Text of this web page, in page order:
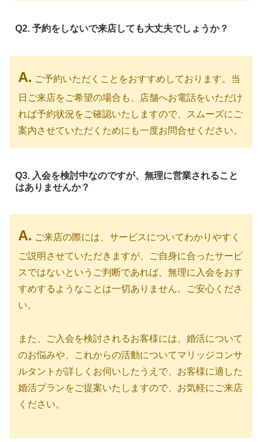
Q2. 予約をしないで来店しても大丈夫でしょうか？
A. ご予約いただくことをおすすめしております。当
日ご来店をご希望の場合も、店舗へお電話をいただけ
れば予約状況をご確認いたしますので、スムーズにご
案内させていただくためにも一度お問合せください。
Q3. 入会を検討中なのですが、無理に営業されること
はありませんか？
A. ご来店の際には、サービスについてわかりやすく
ご説明させていただきますが、ご自身に合ったサービ
スではないというご判断であれば、無理に入会をおす
すめするようなことは一切ありません。ご安心くださ
い。
また、ご入会を検討されるお客様には、婚活について
のお悩みや、これからの活動についてマリッジコンサ
ルタントが詳しくお伺いしたうえで、お客様に適した
婚活プランをご提案いたしますので、お気軽にご来店
ください。